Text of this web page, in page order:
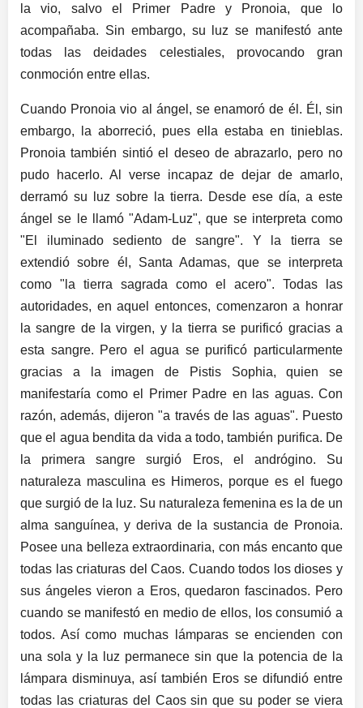
la vio, salvo el Primer Padre y Pronoia, que lo
acompañaba. Sin embargo, su luz se manifestó ante
todas las deidades celestiales, provocando gran
conmoción entre ellas.
Cuando Pronoia vio al ángel, se enamoró de él. Él, sin
embargo, la aborreció, pues ella estaba en tinieblas.
Pronoia también sintió el deseo de abrazarlo, pero no
pudo hacerlo. Al verse incapaz de dejar de amarlo,
derramó su luz sobre la tierra. Desde ese día, a este
ángel se le llamó "Adam-Luz", que se interpreta como
"El iluminado sediento de sangre". Y la tierra se
extendió sobre él, Santa Adamas, que se interpreta
como "la tierra sagrada como el acero". Todas las
autoridades, en aquel entonces, comenzaron a honrar
la sangre de la virgen, y la tierra se purificó gracias a
esta sangre. Pero el agua se purificó particularmente
gracias a la imagen de Pistis Sophia, quien se
manifestaría como el Primer Padre en las aguas. Con
razón, además, dijeron "a través de las aguas". Puesto
que el agua bendita da vida a todo, también purifica. De
la primera sangre surgió Eros, el andrógino. Su
naturaleza masculina es Himeros, porque es el fuego
que surgió de la luz. Su naturaleza femenina es la de un
alma sanguínea, y deriva de la sustancia de Pronoia.
Posee una belleza extraordinaria, con más encanto que
todas las criaturas del Caos. Cuando todos los dioses y
sus ángeles vieron a Eros, quedaron fascinados. Pero
cuando se manifestó en medio de ellos, los consumió a
todos. Así como muchas lámparas se encienden con
una sola y la luz permanece sin que la potencia de la
lámpara disminuya, así también Eros se difundió entre
todas las criaturas del Caos sin que su poder se viera